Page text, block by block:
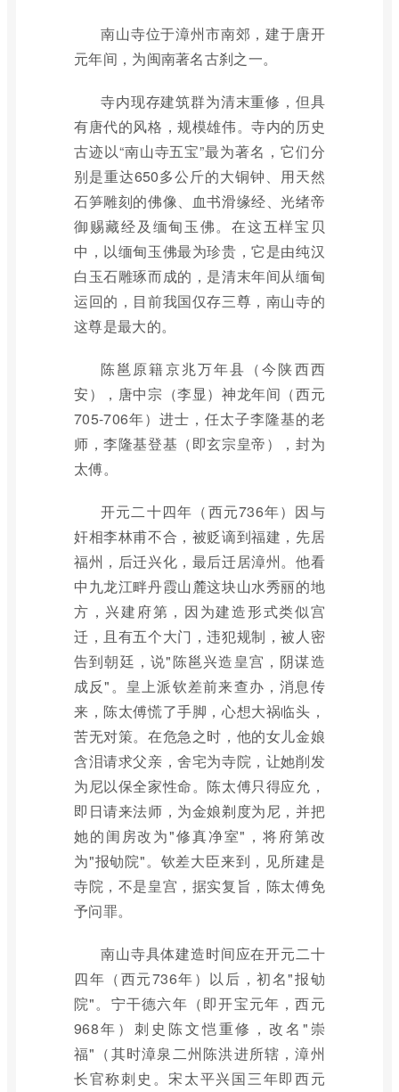
南山寺位于漳州市南郊，建于唐开
元年间，为闽南著名古刹之一。
寺内现存建筑群为清末重修，但具
有唐代的风格，规模雄伟。寺内的历史
古迹以“南山寺五宝”最为著名，它们分
别是重达650多公斤的大铜钟、用天然
石笋雕刻的佛像、血书滑缘经、光绪帝
御赐藏经及缅甸玉佛。在这五样宝贝
中，以缅甸玉佛最为珍贵，它是由纯汉
白玉石雕琢而成的，是清末年间从缅甸
运回的，目前我国仅存三尊，南山寺的
这尊是最大的。
陈邕原籍京兆万年县（今陕西西
安），唐中宗（李显）神龙年间（西元
705-706年）进士，任太子李隆基的老
师，李隆基登基（即玄宗皇帝），封为
太傅。
开元二十四年（西元736年）因与
奸相李林甫不合，被贬谪到福建，先居
福州，后迁兴化，最后迁居漳州。他看
中九龙江畔丹霞山麓这块山水秀丽的地
方，兴建府第，因为建造形式类似宫
迁，且有五个大门，违犯规制，被人密
告到朝廷，说"陈邕兴造皇宫，阴谋造
成反"。皇上派钦差前来查办，消息传
来，陈太傅慌了手脚，心想大祸临头，
苦无对策。在危急之时，他的女儿金娘
含泪请求父亲，舍宅为寺院，让她削发
为尼以保全家性命。陈太傅只得应允，
即日请来法师，为金娘剃度为尼，并把
她的闺房改为"修真净室"，将府第改
为"报劬院"。钦差大臣来到，见所建是
寺院，不是皇宫，据实复旨，陈太傅免
予问罪。
南山寺具体建造时间应在开元二十
四年（西元736年）以后，初名"报劬
院"。宁干德六年（即开宝元年，西元
968年）刺史陈文恺重修，改名"崇
福"（其时漳泉二州陈洪进所辖，漳州
长官称刺史。宋太平兴国三年即西元